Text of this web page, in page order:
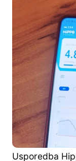
Usporedba